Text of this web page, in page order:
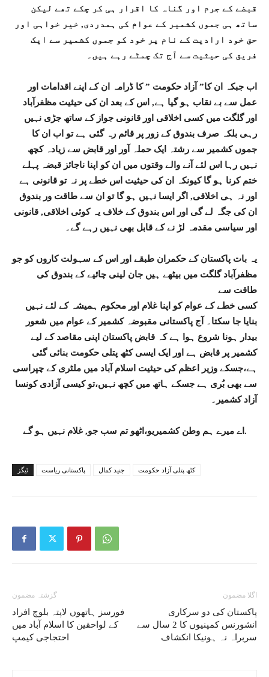
قبضے کے جرم اور گناہ کا اقرار ہی کر چکے تھے لیکن
ساتھ ہی جموں کشمیر کے عوام کی ہمدردی, خیر خواہی اور
حق خود ارادیت کے نام پر خود کو جموں کشمیر سے ایک
فریق کی حیثیت سے آج تک چمٹے رہے ہیں۔
اب جبکہ ان کا” آزاد حکومت ” کا ڈرامہ ان کے اپنے اقدامات اور
عمل سے بے نقاب ہو گیا ہے, اس کے بعد ان کی حیثیت مظفرآباد
اور گلگت میں کسی اخلاقی اور قانونی جواز کے ساتھ جڑی نہیں
رہی بلکہ صرف بندوق کے زور پر قائم رہ گئی ہے تو اب ان کا
جموں کشمیر سے رشتہ ایک حملہ آور اور قابض سے زیادہ کچھ
نہیں رہا اس لئے آنے والے وقتوں میں ان کو اپنا ناجائز قبضہ پہلے
ختم کرنا ہو گا کیونکہ ان کی حیثیت اس خطے پر نہ تو قانونی ہے
اور نہ ہی اخلاقی, اگر ایسا نہیں ہو گا تو ان سے طاقت ور بندوق
ان کی جگہ لے گی اور اس بندوق کے خلاف یہ کوئی اخلاقی, قانونی
اور سیاسی مقدمہ لڑ نے کے قابل بھی نہیں رہے گے۔
یہ بات پاکستان کے حکمران طبقے اور اس کے سہولت کاروں کو جو
مظفرآباد گلگت میں بیٹھے ہیں جان لینی چائیے کے بندوق کی
طاقت سے
کسی خطے کے عوام کو اپنا غلام اور محکوم ہمیشہ کے لئے نہیں
بنایا جا سکتا۔ آج پاکستانی مقبوضہ کشمیر کے عوام میں شعور
بیدار ہونا شروع ہوا ہے کہ قابض پاکستان اپنی مقاصد کے لیے
کشمیر پر قابض ہے اور ایک ایسی کٹھ پتلی حکومت بنائی گئی
ہے،جسکے وزیر اعظم کی حیثیت اسلام آباد میں ملٹری کے چپراسی
سے بھی بُری ہے جسکے ہاتھ میں کچھ نہیں،تو کیسی آزادی کونسا
آزاد کشمیر۔
اے میرے ہم وطن کشمیریو،اٹھو تم سب جو, غلام نہیں ہو گے.
ٹیگز پاکستانی ریاست جنید کمال کٹھ پتلی آزاد حکومت
گزشتہ مضمون
فورسز ہاتھوں لاپتہ بلوچ افراد
کے لواحقین کا اسلام آباد میں
احتجاجی کیمپ
اگلا مضمون
پاکستان کی دو سرکاری
انشورنس کمپنیوں کا 2 سال سے
سربراہ نہ ہونیکا انکشاف